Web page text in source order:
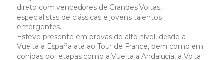
direto com vencedores de Grandes Voltas,
especialistas de clássicas e jovens talentos
emergentes.
Esteve presente em provas de alto nível, desde a
Vuelta a España até ao Tour de France, bem como em
corridas por etapas como a Vuelta a Andalucía, a Volta